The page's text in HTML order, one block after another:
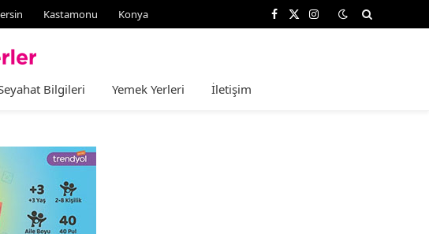
Kastamonu Konya Facebook
X
Instagram
Bilgileri Yemek Yerleri İletişim